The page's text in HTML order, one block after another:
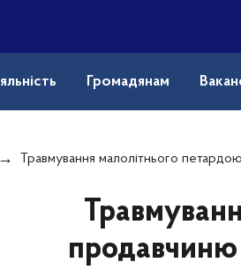
Громадянам
Травмування малолітнього петардою: на продавчиню та матір хлопчика поліцейські
продавчиню